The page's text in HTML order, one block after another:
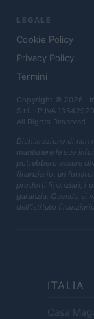
LEGALE
Cookie Policy
Privacy Policy
Termini
Copyright © 2026 ·
S.r.l. · P.IVA
All Rights Reserved
Dichiarazione di non
mantenere le sue
potrebbero essere
finanziario, un
prodotti finanziari, i
garanzia. Quando si
dell'istituto finanziario.
ITALIA
Casa